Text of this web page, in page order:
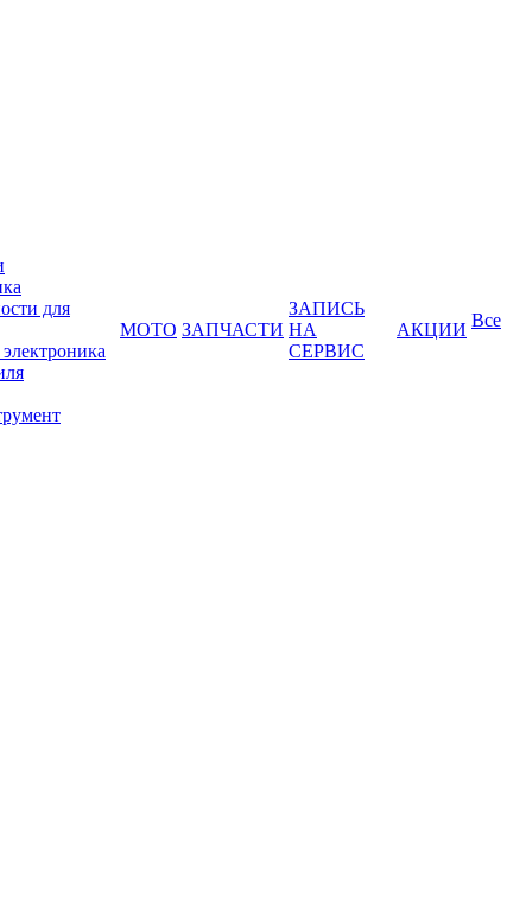
для
МОТО ЗАПЧАСТИ
ЗАПИСЬ
НА
СЕРВИС
АКЦИИ Все